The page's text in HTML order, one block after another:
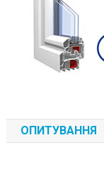
ОПИТУВАННЯ